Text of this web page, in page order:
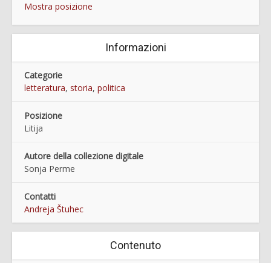
Mostra posizione
Informazioni
Categorie
letteratura, storia, politica
Posizione
Litija
Autore della collezione digitale
Sonja Perme
Contatti
Andreja Štuhec
Contenuto